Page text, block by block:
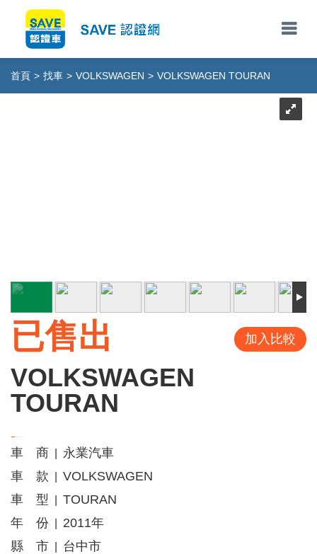
首頁 > 找車 > VOLKSWAGEN > VOLKSWAGEN TOURAN
已售出 加入比較
VOLKSWAGEN
TOURAN
車 商
永業汽車
車 款
VOLKSWAGEN
車 型
TOURAN
年 份
2011年
縣 市
台中市